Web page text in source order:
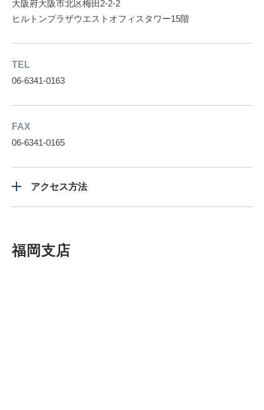
大阪府大阪市北区梅田2-2-2
ヒルトンプラザウエストオフィスタワー15階
TEL
06-6341-0163
FAX
06-6341-0165
アクセス方法
福岡支店